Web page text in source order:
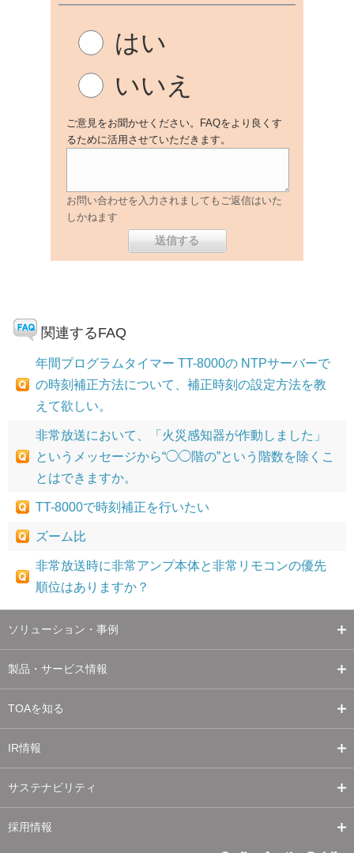
はい
いいえ
ご意見をお聞かせください。FAQをより良くす
るために活用させていただきます。
お問い合わせを入力されましてもご返信はいた
しかねます
関連するFAQ
年間プログラムタイマー TT-8000の NTPサーバーで
の時刻補正方法について、補正時刻の設定方法を教
えて欲しい。
非常放送において、「火災感知器が作動しました」
というメッセージから“◯◯階の”という階数を除くこ
とはできますか。
TT-8000で時刻補正を行いたい
ズーム比
非常放送時に非常アンプ本体と非常リモコンの優先
順位はありますか？
ソリューション・事例
製品・サービス情報
TOAを知る
IR情報
サステナビリティ
採用情報